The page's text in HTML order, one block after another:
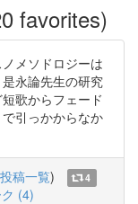
favorites)
メソドロジーは
永論先生の研究
歌からフェード
引っかからなか
投稿一覧)
4
(4)